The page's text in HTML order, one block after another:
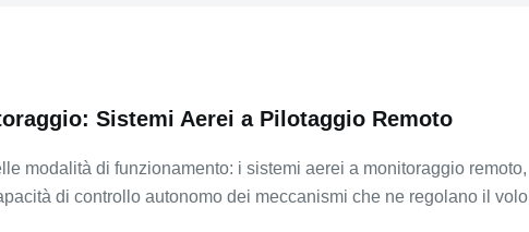
Sistemi Aerei a Pilotaggio Remoto
modalità di funzionamento: i sistemi aerei a monitoraggio
di controllo autonomo dei meccanismi che ne regolano il